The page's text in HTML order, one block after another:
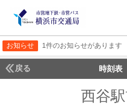
お知らせ 1件のお知らせがあります
戻る 時刻表
西谷